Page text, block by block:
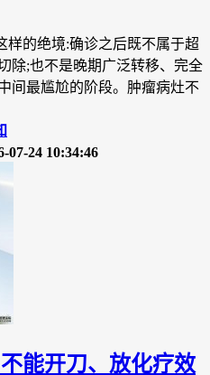
样的绝境:确诊之后既不属于超
除;也不是晚期广泛转移、完全
间最尴尬的阶段。肿瘤病灶不
07-24 10:34:46
能开刀、放化疗效